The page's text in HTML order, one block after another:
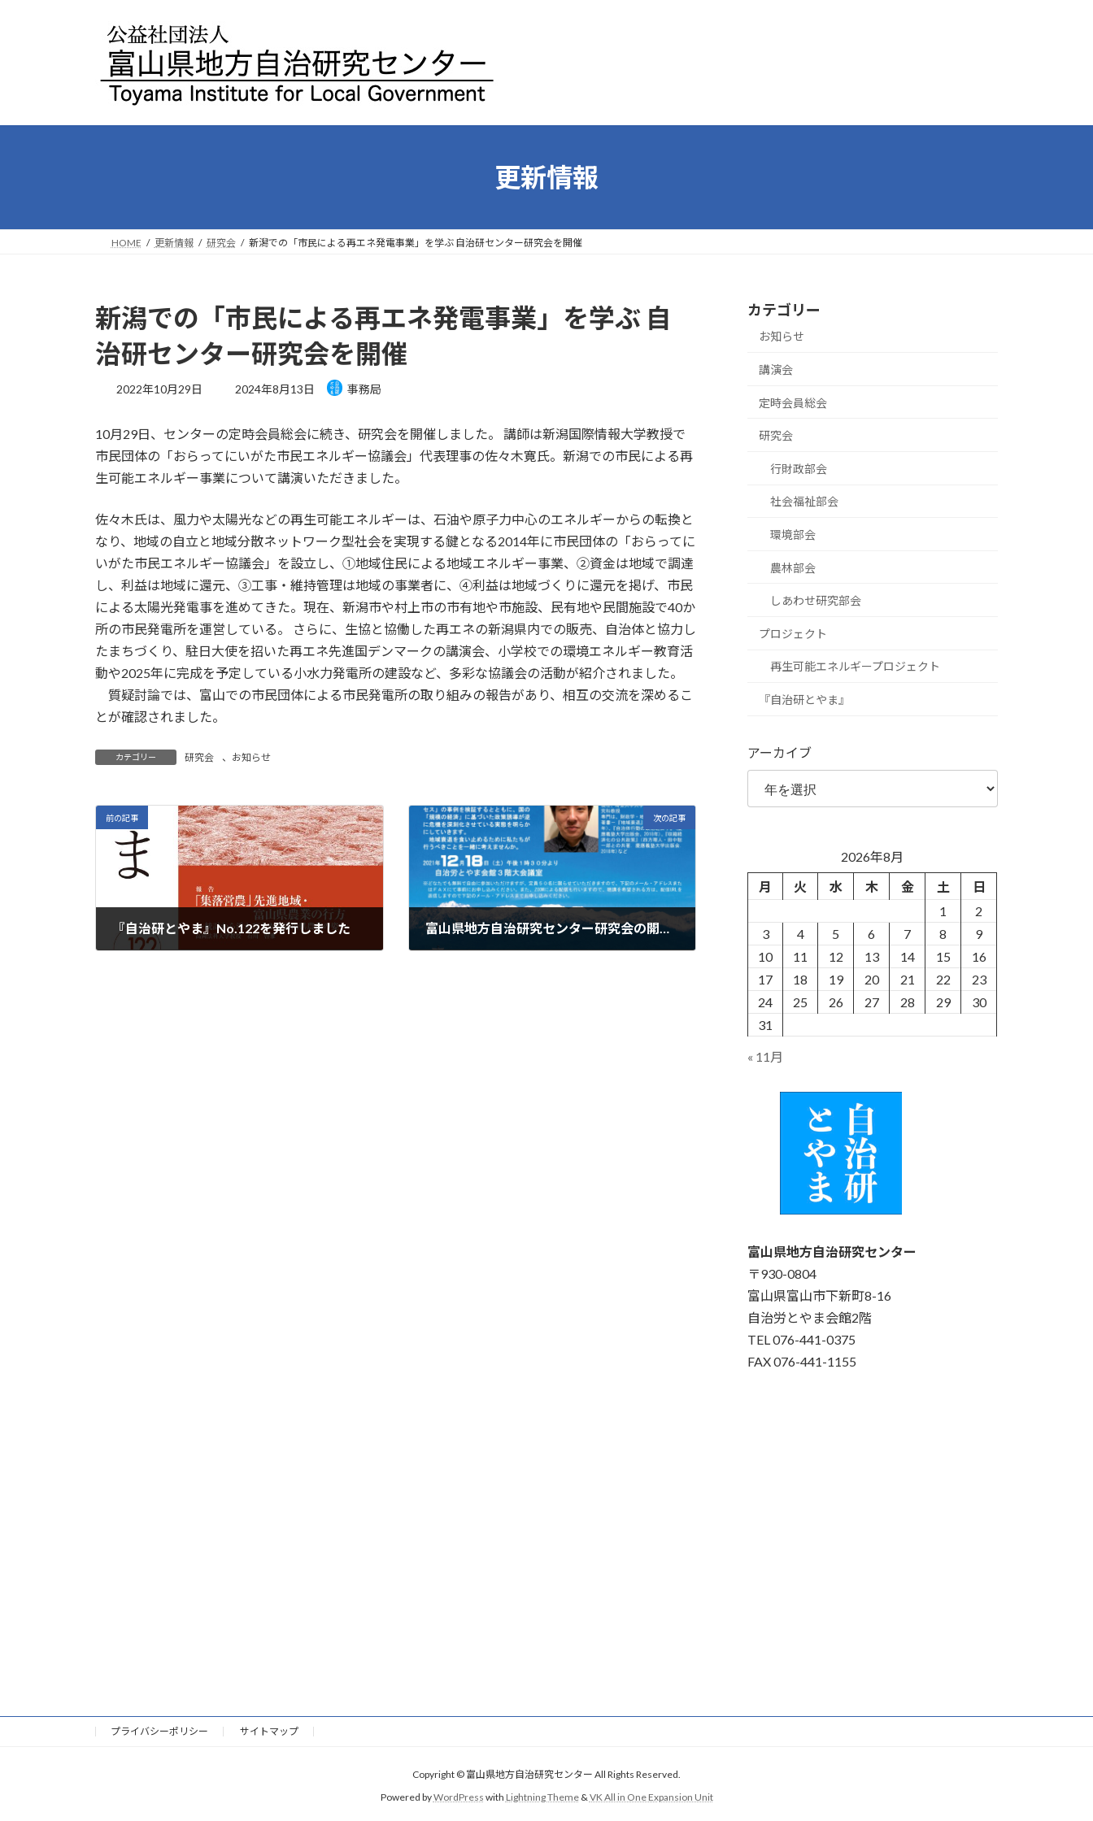
ス
ン
更新情報
HOME 更新情報 研究会 新潟での「市民による再エネ発電事業」を学ぶ 自治研センター研究会を開催
新潟での「市民による再エネ発電事業」を学ぶ 自
治研センター研究会を開催
2022年10月29日
最
新
日
:
2024年8月13日 事務局
10月29日、センターの定時会員総会に続き、研究会を開催しました。 講師は新潟国際情報大学教授で
市民団体の「おらってにいがた市民エネルギー協議会」代表理事の佐々木寛氏。新潟での市民による再
生可能エネルギー事業について講演いただきました。
佐々木氏は、風力や太陽光などの再生可能エネルギーは、石油や原子力中心のエネルギーからの転換と
なり、地域の自立と地域分散ネットワーク型社会を実現する鍵となる2014年に市民団体の「おらってに
いがた市民エネルギー協議会」を設立し、①地域住民による地域エネルギー事業、②資金は地域で調達
し、利益は地域に還元、③工事・維持管理は地域の事業者に、④利益は地域づくりに還元を掲げ、市民
による太陽光発電事を進めてきた。現在、新潟市や村上市の市有地や市施設、民有地や民間施設で40か
所の市民発電所を運営している。 さらに、生協と協働した再エネの新潟県内での販売、自治体と協力し
たまちづくり、駐日大使を招いた再エネ先進国デンマークの講演会、小学校での環境エネルギー教育活
動や2025年に完成を予定している小水力発電所の建設など、多彩な協議会の活動が紹介されました。
質疑討論では、富山での市民団体による市民発電所の取り組みの報告があり、相互の交流を深めるこ
とが確認されました。
カテゴリー 研究会 、 お知らせ
前の記事
『自治研とやま』No.122を発行しました
次の記事
富山県地方自治研究センター研究会の開催について
カテゴリー
お知らせ
講演会
定時会員総会
研究会
行財政部会
社会福祉部会
環境部会
農林部会
しあわせ研究部会
プロジェクト
再生可能エネルギープロジェクト
『自治研とやま』
アーカイブ
2026年8月
月
火 水 木 金 土
日
1
2
3
4 5 6 7 8
9
10
11 12 13 14 15
16
17
18 19 20 21 22
23
24
25 26 27 28 29
30
31
« 11月
富山県地方自治研究センター
〒930-0804
富山県富山市下新町8-16
自治労とやま会館2階
TEL 076-441-0375
FAX 076-441-1155
プライバシーポリシー サイトマップ
Copyright © 富山県地方自治研究センター All Rights Reserved.
Powered byWordPress with Lightning Theme& VK All in One Expansion Unit